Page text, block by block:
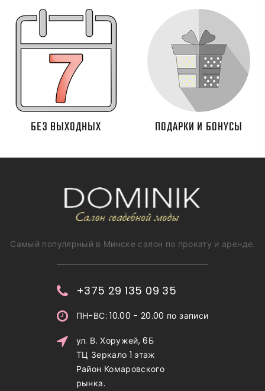
БЕЗ ВЫХОДНЫХ ПОДАРКИ И БОНУСЫ
Самый популярный в Минске салон по прокату и аренде.
+375 29 135 09 35
ПН-ВС: 10.00 - 20.00 по записи
ул. В. Хоружей, 6Б
ТЦ Зеркало 1 этаж
Район Комаровского
рынка.